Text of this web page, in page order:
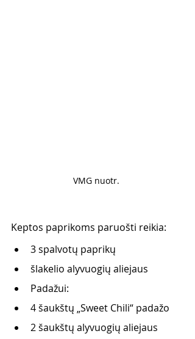
VMG nuotr.
Keptos paprikoms paruošti reikia:
3 spalvotų paprikų
šlakelio alyvuogių aliejaus
Padažui:
4 šaukštų „Sweet Chili“ padažo
2 šaukštų alyvuogių aliejaus